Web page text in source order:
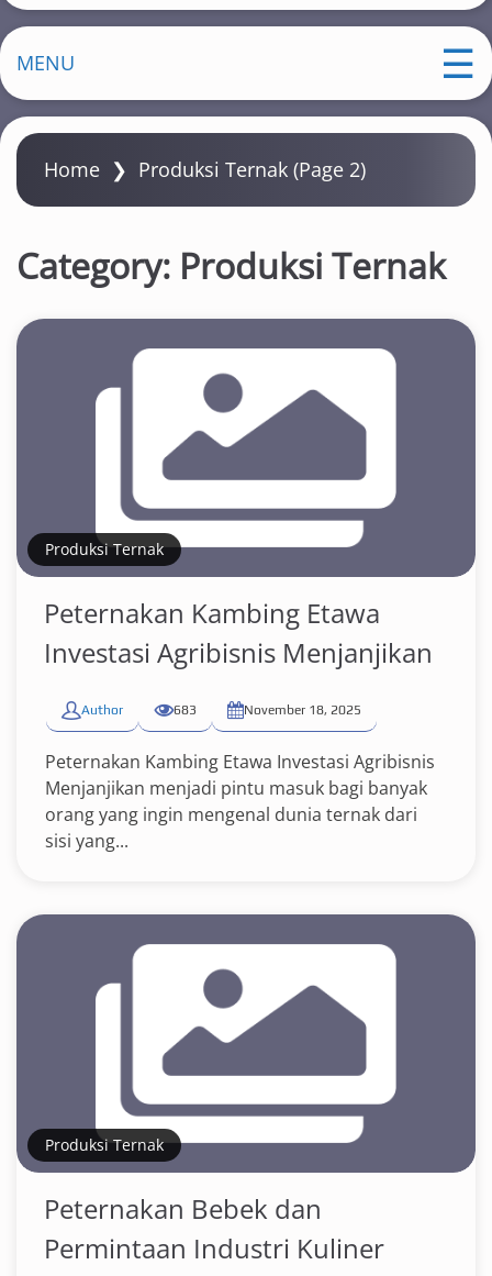
MENU
Home ❯ Produksi Ternak (Page 2)
Category: Produksi Ternak
Produksi Ternak
Peternakan Kambing Etawa
Investasi Agribisnis Menjanjikan
Author 683 November 18, 2025
Peternakan Kambing Etawa Investasi Agribisnis
Menjanjikan menjadi pintu masuk bagi banyak
orang yang ingin mengenal dunia ternak dari
sisi yang...
Produksi Ternak
Peternakan Bebek dan
Permintaan Industri Kuliner